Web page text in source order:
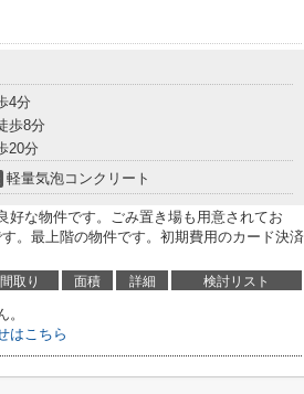
4分
歩8分
20分
軽量気泡コンクリート
好な物件です。ごみ置き場も用意されてお
。最上階の物件です。初期費用のカード決済
間取り 面積 詳細 検討リスト
はこちら